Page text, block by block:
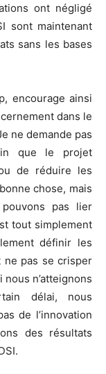
ont négligé
sont maintenant
sans les bases
encourage ainsi
dans le
ne demande pas
que le projet
de réduire les
chose, mais
pas lier
tout simplement
définir les
ne pas se crisper
n’atteignons
délai, nous
de l’innovation
des résultats